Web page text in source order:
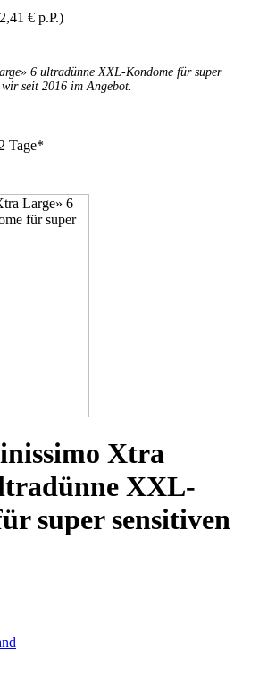
€ p.P.)
6 ultradünne XXL-Kondome für super
wir seit 2016 im Angebot.
Tage*
Xtra
XXL-
super sensitiven